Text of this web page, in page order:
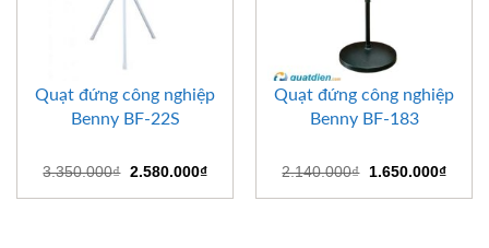
Quạt đứng công nghiệp
Benny BF-22S
3.350.000₫ Giá
là:
2.580.000₫Giá
tại
Quạt đứng công nghiệp
Benny BF-183
2.140.000₫
Giá
là:
1.650.000₫Giá
tại